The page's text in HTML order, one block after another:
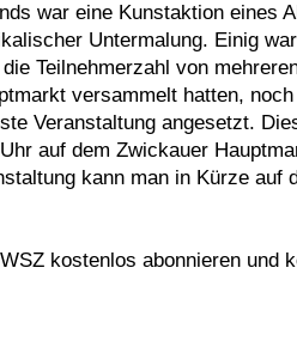
war eine Kunstaktion eines
Untermalung. Einig
Teilnehmerzahl von
versammelt hatten,
Veranstaltung angesetzt.
auf dem Zwickauer
kann man in Kürze auf
kostenlos abonnieren und